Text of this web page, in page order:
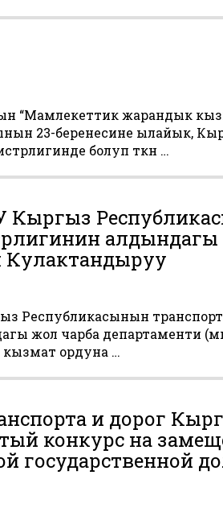
“Мамлекеттик жарандык
23-беренесине ылайык,
болуп өткөн …
алдындагы
Кулактандыруу
жол чарба департаменти
кызмат ордуна …
и дорог
конкурс на
государственной